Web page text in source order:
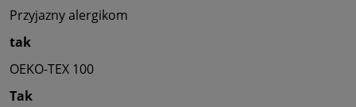
Przyjazny alergikom
tak
OEKO-TEX 100
Tak